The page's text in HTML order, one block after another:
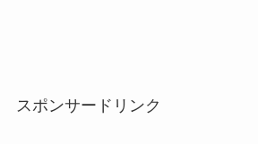
スポンサードリンク